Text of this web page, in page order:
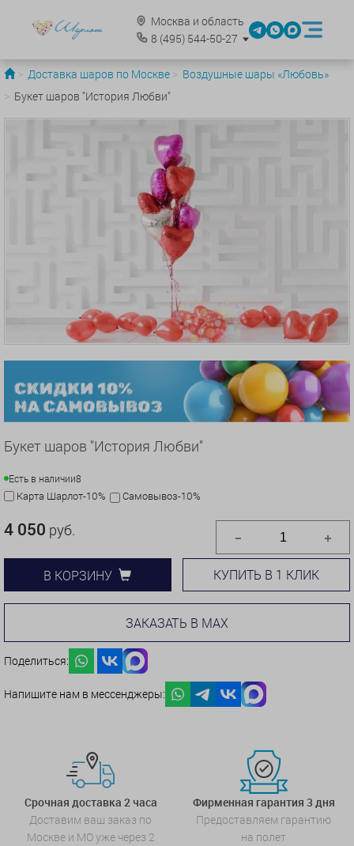
Москва и область
8 (495)544-50-27
Доставка шаров по Москве
Воздушные шары «Любовь»
Букет шаров "История Любви"
Букет шаров "История Любви"
Есть в наличии8
Карта Шарлот-10% Самовывоз-10%
4 050 руб.
В КОРЗИНУ КУПИТЬ В 1 КЛИК
ЗАКАЗАТЬ В MAX
Поделиться:
Напишите нам в мессенджеры:
Срочная доставка 2 часа
Доставим ваш заказ по
Москве и МО уже через 2
Фирменная гарантия 3 дня
Предоставляем гарантию
на полет